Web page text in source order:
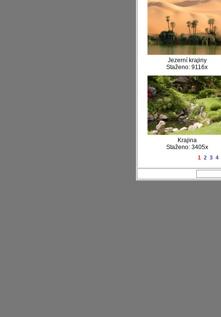
Jezerní krajiny
Staženo: 9116x
Krajina
Staženo: 3405x
1 2 3 4